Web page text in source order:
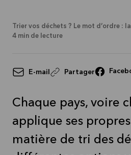
Trier vos déchets ? Le mot d’ordre :
4 min de lecture
E-mail Partager
Chaque pays, voire
applique ses
matière de tri des